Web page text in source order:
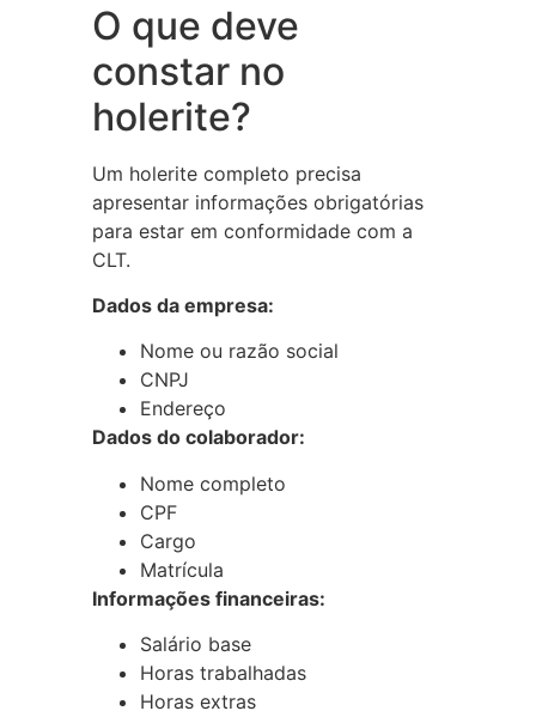
O que deve
constar no
holerite?
Um holerite completo precisa
apresentar informações obrigatórias
para estar em conformidade com a
CLT.
Dados da empresa:
Nome ou razão social
CNPJ
Endereço
Dados do colaborador:
Nome completo
CPF
Cargo
Matrícula
Informações financeiras:
Salário base
Horas trabalhadas
Horas extras